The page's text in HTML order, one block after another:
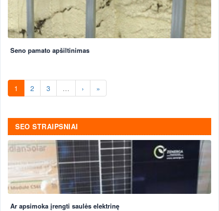
Seno pamato apšiltinimas
1 2 3 … › »
SEO STRAIPSNIAI
Ar apsimoka įrengti saulės elektrinę